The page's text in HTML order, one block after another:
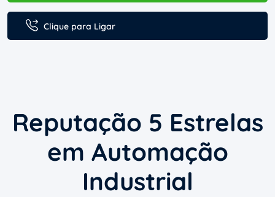
Clique para Ligar
Reputação 5 Estrelas
em Automação
Industrial